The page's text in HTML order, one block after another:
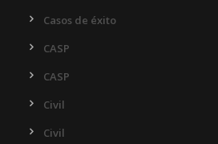
Casos de éxito
CASP
CASP
Civil
Civil